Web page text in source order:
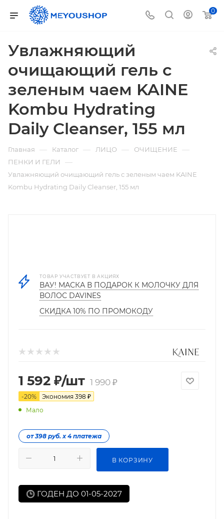
0
Увлажняющий
очищающий гель с
зеленым чаем KAINE
Kombu Hydrating
Daily Cleanser, 155 мл
Главная — Каталог — ЛИЦО — ОЧИЩЕНИЕ —
ПЕНКИ И ГЕЛИ —
Увлажняющий очищающий гель с зеленым чаем KAINE
Kombu Hydrating Daily Cleanser, 155 мл
ТОВАР УЧАСТВУЕТ В АКЦИЯХ
ВАУ! МАСКА В ПОДАРОК К МОЛОЧКУ ДЛЯ
ВОЛОС DAVINES
СКИДКА 10% ПО ПРОМОКОДУ
1 592 ₽/шт 1 990₽
-20% Экономия 398 ₽
Мало
от 398 руб. х 4 платежа
В КОРЗИНУ
ГОДЕН ДО 01-05-2027